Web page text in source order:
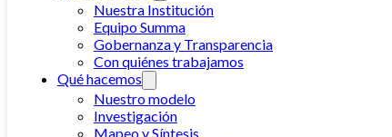
Nuestra Institución
Equipo Summa
Gobernanza y Transparencia
Con quiénes trabajamos
Qué hacemos
Nuestro modelo
Investigación
Mapeo y Síntesis